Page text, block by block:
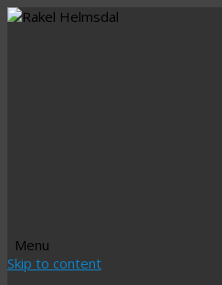
Menu
Skip to content